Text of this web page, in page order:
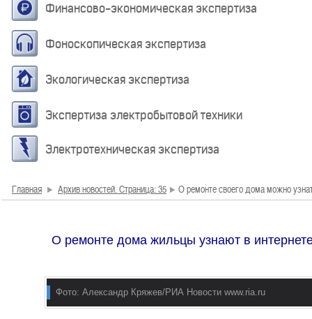
Финансово-экономическая экспертиза
Фоноскопическая экспертиза
Экологическая экспертиза
Экспертиза электробытовой техники
Электротехническая экспертиза
Главная Архив новостей. Страница: 35 О ремонте своего дома можно
О ремонте дома жильцы узнают в
Фото: Александр Кряжев/РИА Новости www.ria.ru